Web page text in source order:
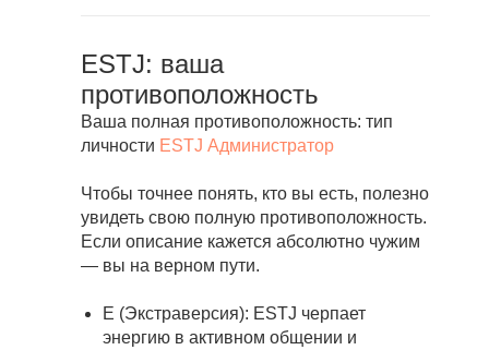
ESTJ: ваша
противоположность
Ваша полная противоположность: тип
личности ESTJ Администратор
Чтобы точнее понять, кто вы есть, полезно
увидеть свою полную противоположность.
Если описание кажется абсолютно чужим
— вы на верном пути.
E (Экстраверсия): ESTJ черпает
энергию в активном общении и